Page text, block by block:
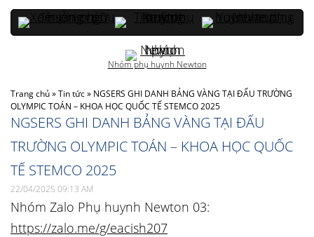
Trang chủ»Tin tức» NGSERS GHI DANH BẢNG VÀNG TẠI ĐẤU TRƯỜNG
OLYMPIC TOÁN – KHOA HỌC QUỐC TẾ STEMCO 2025 ️
NGSERS GHI DANH BẢNG VÀNG TẠI ĐẤU
TRƯỜNG OLYMPIC TOÁN – KHOA HỌC QUỐC
TẾ STEMCO 2025 ️
22/04/2025 09:13 AM
Nhóm Zalo Phụ huynh Newton 03:
https://zalo.me/g/eacish207
Nhóm phụ huynh Newton